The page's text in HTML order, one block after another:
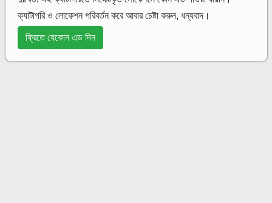
ক্যাটাগরি ও লোকেশন পরিবর্তন করে আবার চেষ্টা করুন, ধন্যবাদ।
ফ্রিতে যেকোন এড দিন